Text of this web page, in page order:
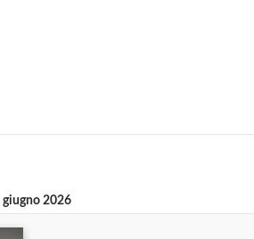
giugno 2026